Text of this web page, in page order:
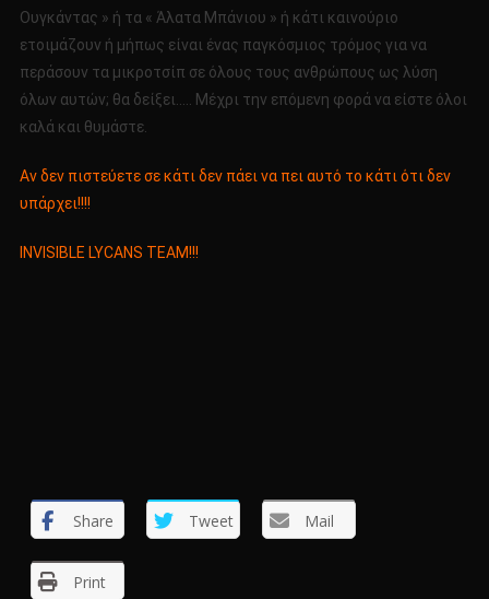
Ουγκάντας » ή τα « Άλατα Μπάνιου » ή κάτι καινούριο
ετοιμάζουν ή μήπως είναι ένας παγκόσμιος τρόμος για να
περάσουν τα μικροτσίπ σε όλους τους ανθρώπους ως λύση
όλων αυτών; θα δείξει….. Μέχρι την επόμενη φορά να είστε όλοι
καλά και θυμάστε.
Αν δεν πιστεύετε σε κάτι δεν πάει να πει αυτό το κάτι ότι δεν
υπάρχει!!!!
INVISIBLE LYCANS TEAM!!!
Share Tweet Mail
Print